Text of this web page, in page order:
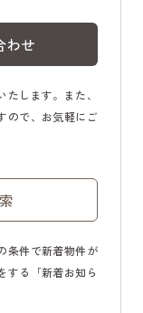
わせ
します。また、
ので、お気軽にご
条件で新着物件が
する「新着お知ら